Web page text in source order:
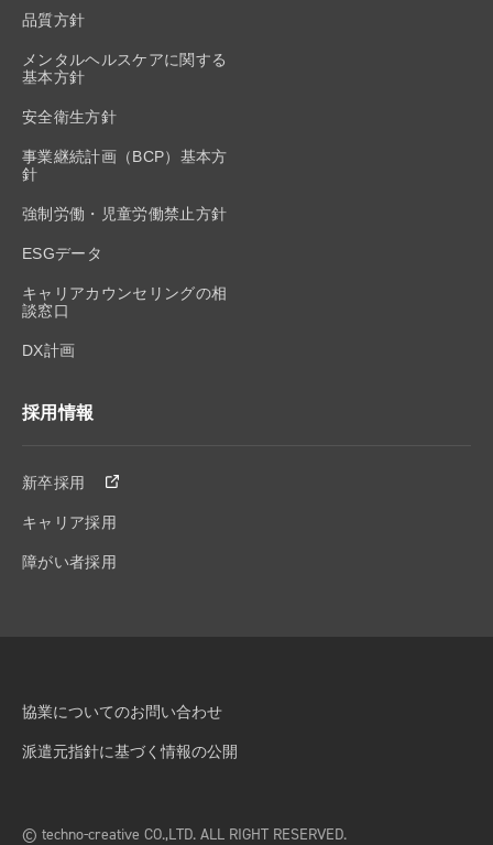
品質方針
メンタルヘルスケアに関する
基本方針
安全衛生方針
事業継続計画（BCP）基本方
針
強制労働・児童労働禁止方針
ESGデータ
キャリアカウンセリングの相
談窓口
DX計画
採用情報
新卒採用
キャリア採用
障がい者採用
協業についてのお問い合わせ
派遣元指針に基づく情報の公開
© techno-creative CO.,LTD. ALL RIGHT RESERVED.